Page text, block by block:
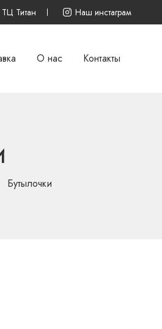
Титан Наш инстаграм
О нас Контакты
Бутылочки